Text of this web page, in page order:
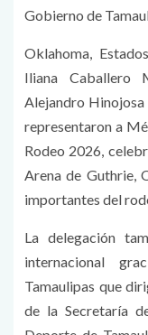
Gobierno de
Oklahoma,
Iliana Caballero
Alejandro
representaron a
Rodeo 2026,
Arena de Guthrie,
importantes del
La delegación
internacional
Tamaulipas que
de la Secretaría